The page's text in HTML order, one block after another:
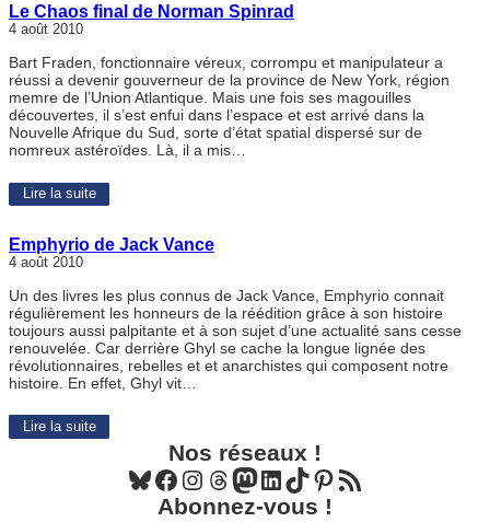
Le Chaos final de Norman Spinrad
4 août 2010
Bart Fraden, fonctionnaire véreux, corrompu et manipulateur a
réussi a devenir gouverneur de la province de New York, région
memre de l’Union Atlantique. Mais une fois ses magouilles
découvertes, il s’est enfui dans l’espace et est arrivé dans la
Nouvelle Afrique du Sud, sorte d’état spatial dispersé sur de
nomreux astéroïdes. Là, il a mis…
Lire la suite
Emphyrio de Jack Vance
4 août 2010
Un des livres les plus connus de Jack Vance, Emphyrio connait
régulièrement les honneurs de la réédition grâce à son histoire
toujours aussi palpitante et à son sujet d’une actualité sans cesse
renouvelée. Car derrière Ghyl se cache la longue lignée des
révolutionnaires, rebelles et et anarchistes qui composent notre
histoire. En effet, Ghyl vit…
Lire la suite
Nos réseaux !
Bluesky Facebook Instagram Threads Mastodon LinkedIn TikTok Pinterest Flux RSS
Abonnez-vous !